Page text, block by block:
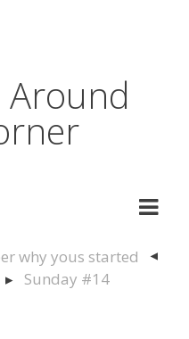
Around
why yous started
Sunday #14